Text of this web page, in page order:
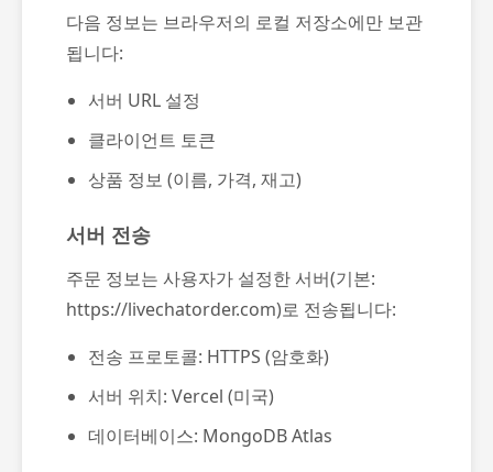
다음 정보는 브라우저의 로컬 저장소에만 보관
됩니다:
서버 URL 설정
클라이언트 토큰
상품 정보 (이름, 가격, 재고)
서버 전송
주문 정보는 사용자가 설정한 서버(기본:
https://livechatorder.com)로 전송됩니다:
전송 프로토콜: HTTPS (암호화)
서버 위치: Vercel (미국)
데이터베이스: MongoDB Atlas